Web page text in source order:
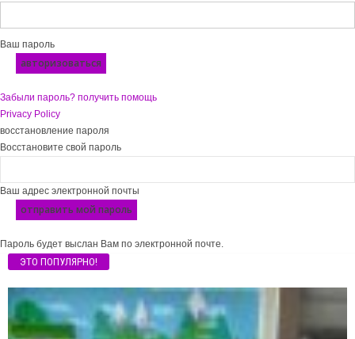
Ваш пароль
Забыли пароль? получить помощь
Privacy Policy
восстановление пароля
Восстановите свой пароль
Ваш адрес электронной почты
Пароль будет выслан Вам по электронной почте.
ЭТО ПОПУЛЯРНО!